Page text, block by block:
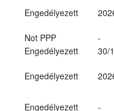
Engedélyezett
Not PPP
-
Engedélyezett
30/
Engedélyezett
Engedélyezett
-